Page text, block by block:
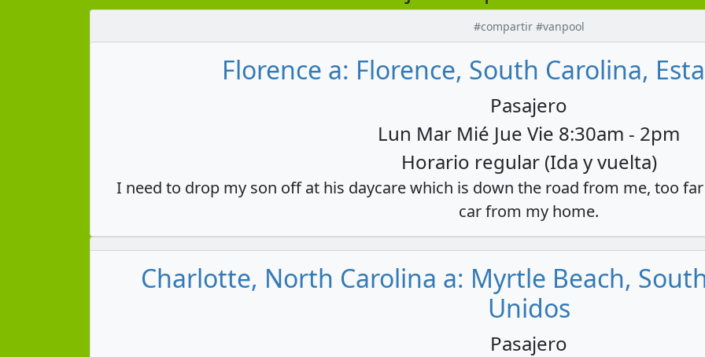
#compartir #vanpool
Florence a: Florence, South Carolina,
Pasajero
Lun Mar Mié Jue Vie 8:30am - 2pm
Horario regular (Ida y vuelta)
I need to drop my son off at his daycare which is down the road from me, too
car from my home.
Charlotte, North Carolina a: Myrtle Beach,
Unidos
Pasajero